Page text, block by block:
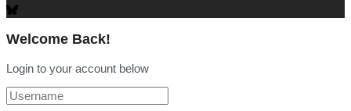
Welcome Back!
Login to your account below